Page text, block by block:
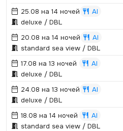
25.08 на 14 ночей
AI
deluxe / DBL
20.08 на 14 ночей
AI
standard sea view / DBL
17.08 на 13 ночей
AI
deluxe / DBL
24.08 на 13 ночей
AI
deluxe / DBL
18.08 на 14 ночей
AI
standard sea view / DBL